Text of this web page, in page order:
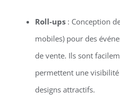
Roll-ups: Conception
mobiles) pour des
de vente. Ils sont
permettent une
designs attractifs.